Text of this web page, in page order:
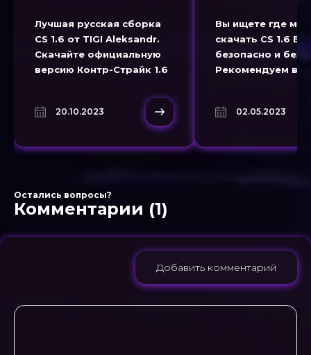
Лучшая русская сборка
CS 1.6 от TIGI Aleksandr.
Скачайте официальную
версию Контр-Страйк 1.6
обновлениями
20.10.2023
Вы ищете где
скачать CS 1.6
безопасно и без
Рекомендуем вам
Наслаждайтесь
в стилистике
02.05.2023
Остались вопросы?
Комментарии (1)
Добавить комментарий